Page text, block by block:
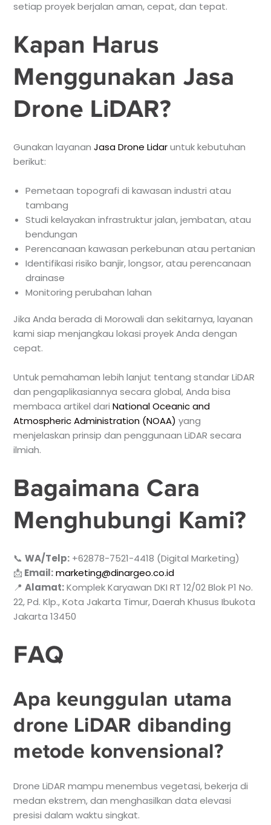
setiap proyek berjalan aman, cepat, dan tepat.
Kapan Harus
Menggunakan Jasa
Drone LiDAR?
Gunakan layananJasa Drone Lidaruntuk kebutuhan
berikut:
Pemetaan topografi di kawasan industri atau
tambang
Studi kelayakan infrastruktur jalan, jembatan, atau
bendungan
Perencanaan kawasan perkebunan atau pertanian
Identifikasi risiko banjir, longsor, atau perencanaan
drainase
Monitoring perubahan lahan
Jika Anda berada di Morowali dan sekitarnya, layanan
kami siap menjangkau lokasi proyek Anda dengan
cepat.
Untuk pemahaman lebih lanjut tentang standar LiDAR
dan pengaplikasiannya secara global, Anda bisa
membaca artikel dariNational Oceanic and
Atmospheric Administration (NOAA) yang
menjelaskan prinsip dan penggunaan LiDAR secara
ilmiah.
Bagaimana Cara
Menghubungi Kami?
📞WA/Telp: +62878-7521-4418 (Digital Marketing)
📩 Email: marketing@dinargeo.co.id
📍Alamat:Komplek Karyawan DKI RT 12/02 Blok P1 No.
22, Pd. Klp., Kota Jakarta Timur, Daerah Khusus Ibukota
Jakarta 13450
FAQ
Apa keunggulan utama
drone LiDAR dibanding
metode konvensional?
Drone LiDAR mampu menembus vegetasi, bekerja di
medan ekstrem, dan menghasilkan data elevasi
presisi dalam waktu singkat.